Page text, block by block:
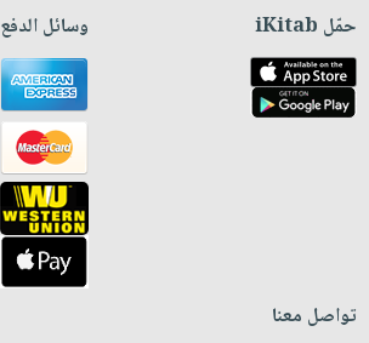
حمّل iKitab وسائل الدفع
تواصل معنا